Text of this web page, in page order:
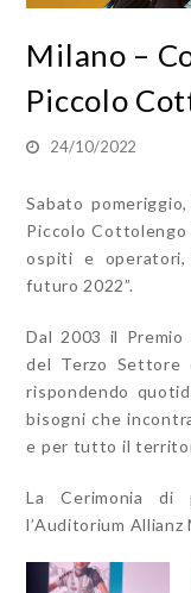
Milano –
Piccolo
24/10/2022
Sabato
Piccolo Cottolengo
ospiti e
futuro 2022”.
Dal 2003 il
del Terzo Settore
rispondendo
bisogni che
e per tutto il
La Cerimonia
l’Auditorium Allianz